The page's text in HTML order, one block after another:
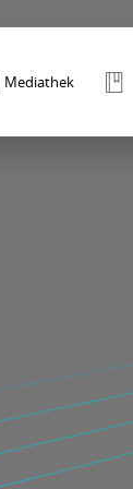
Mediathek